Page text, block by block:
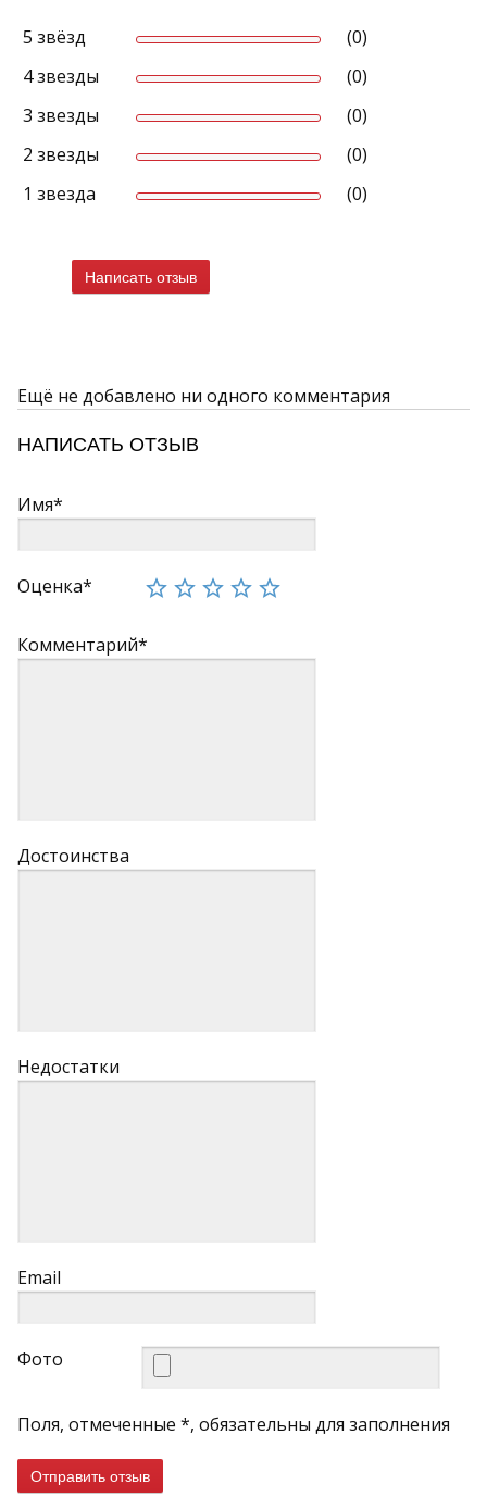
5 звёзд
(0)
4 звезды
(0)
3 звезды
(0)
2 звезды
(0)
1 звезда
(0)
Написать отзыв
Ещё не добавлено ни одного комментария
НАПИСАТЬ ОТЗЫВ
Имя*
Оценка*
Комментарий*
Достоинства
Недостатки
Email
Фото
Поля, отмеченные *, обязательны для заполнения
Отправить отзыв